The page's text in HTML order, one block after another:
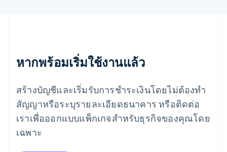
หากพร้อมเริ่มใช้งานแล้ว
สร้างบัญชีและเริ่มรับการชำระเงินโดยไม่ต้องทำ
สัญญาหรือระบุรายละเอียดธนาคาร หรือติดต่อ
เราเพื่อออกแบบแพ็กเกจสำหรับธุรกิจของคุณโดย
เฉพาะ
English
ลิกเตนสไตน์
ลิทัวเนีย
English
สเปน
EspañolEnglish
English